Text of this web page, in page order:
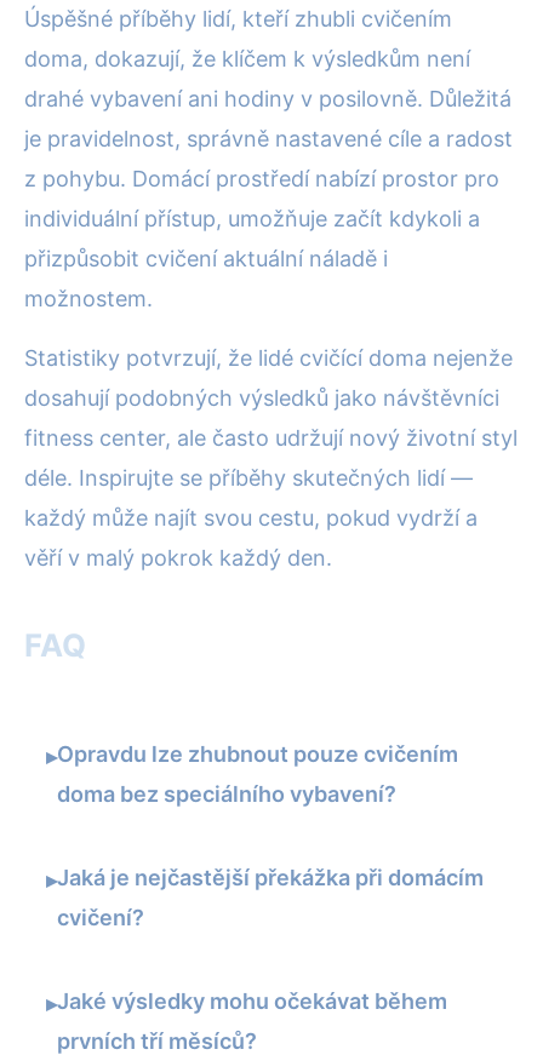
Úspěšné příběhy lidí, kteří zhubli cvičením
doma, dokazují, že klíčem k výsledkům není
drahé vybavení ani hodiny v posilovně. Důležitá
je pravidelnost, správně nastavené cíle a radost
z pohybu. Domácí prostředí nabízí prostor pro
individuální přístup, umožňuje začít kdykoli a
přizpůsobit cvičení aktuální náladě i
možnostem.
Statistiky potvrzují, že lidé cvičící doma nejenže
dosahují podobných výsledků jako návštěvníci
fitness center, ale často udržují nový životní styl
déle. Inspirujte se příběhy skutečných lidí —
každý může najít svou cestu, pokud vydrží a
věří v malý pokrok každý den.
FAQ
▸Opravdu lze zhubnout pouze cvičením
doma bez speciálního vybavení?
▸Jaká je nejčastější překážka při domácím
cvičení?
▸Jaké výsledky mohu očekávat během
prvních tří měsíců?